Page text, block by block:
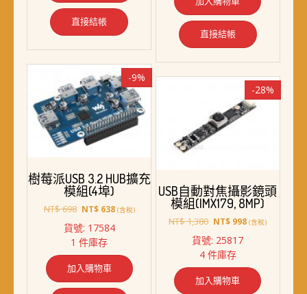
直接結帳
直接結帳
-9%
樹莓派USB 3.2 HUB擴充
模組(4埠)
NT$698 原
價
格：
NT$ 698。
NT$638目
價
NT$ 638。
(含稅)
貨號: 17584
1 件庫存
加入購物車
-28%
USB自動對焦攝影鏡頭
模組(IMX179, 8MP)
NT$1,380 原
價
格：
NT$ 1,380。
NT$ 998目
NT$ 998。
(含稅)
貨號: 25817
4 件庫存
加入購物車